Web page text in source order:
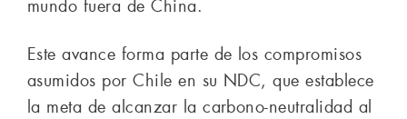
mundo fuera de China.
Este avance forma parte de los compromisos
asumidos por Chile en su NDC, que establece
la meta de alcanzar la carbono-neutralidad al